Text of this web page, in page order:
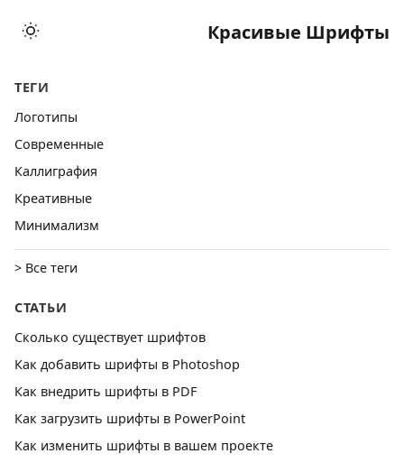
Красивые Шрифты
ТЕГИ
Логотипы
Cовременные
Каллиграфия
Креативные
Минимализм
> Все теги
СТАТЬИ
Сколько существует шрифтов
Как добавить шрифты в Photoshop
Как внедрить шрифты в PDF
Как загрузить шрифты в PowerPoint
Как изменить шрифты в вашем проекте